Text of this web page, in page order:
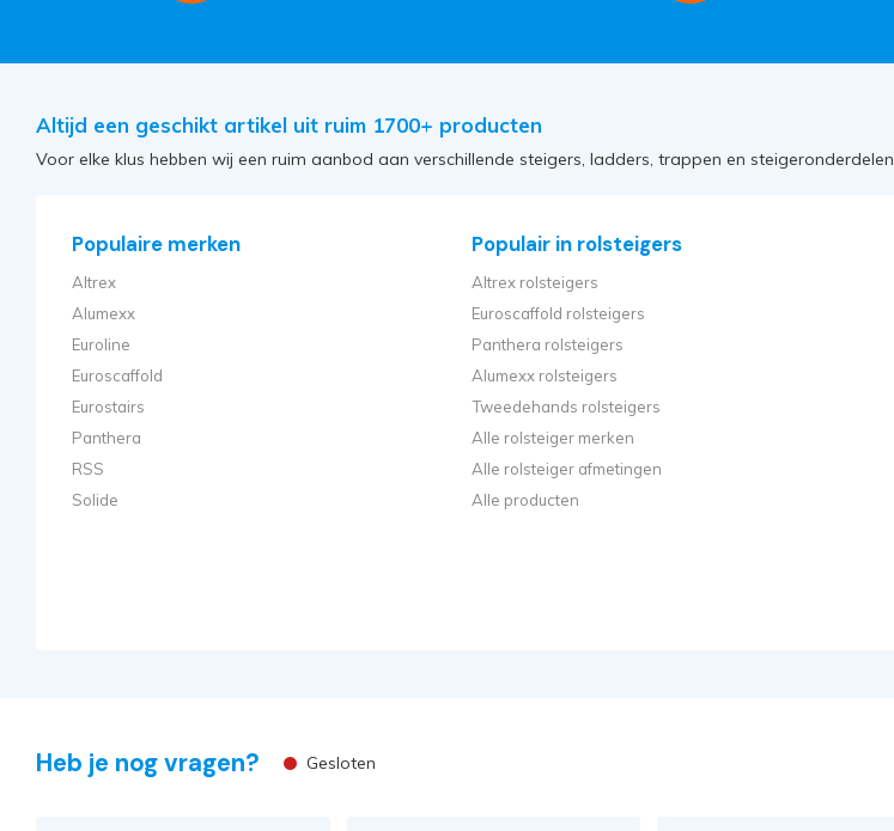
Altijd een geschikt artikel uit ruim 1700+ producten
Voor elke klus hebben wij een ruim aanbod aan verschillende steigers, ladders, trappen en steigeronderdelen
Populaire merken
Altrex
Alumexx
Euroline
Euroscaffold
Eurostairs
Panthera
RSS
Solide
Populair in rolsteigers
Altrex rolsteigers
Euroscaffold rolsteigers
Panthera rolsteigers
Alumexx rolsteigers
Tweedehands rolsteigers
Alle rolsteiger merken
Alle rolsteiger afmetingen
Alle producten
Heb je nog vragen? Gesloten